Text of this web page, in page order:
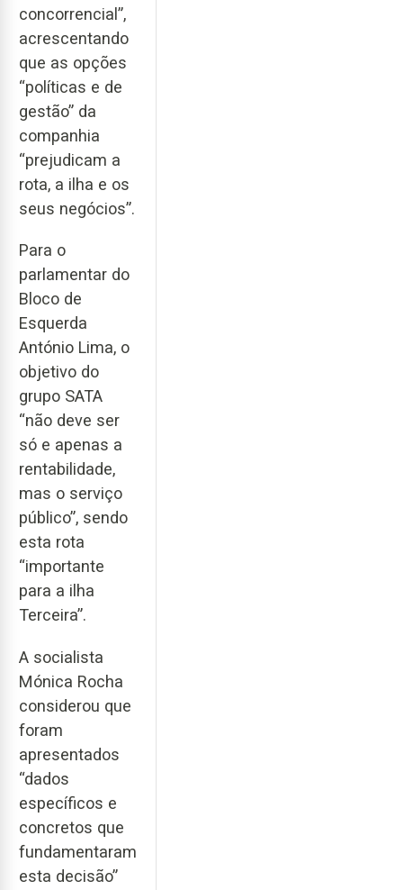
concorrencial”,
acrescentando
que as opções
“políticas e de
gestão” da
companhia
“prejudicam a
rota, a ilha e os
seus negócios”.
Para o
parlamentar do
Bloco de
Esquerda
António Lima, o
objetivo do
grupo SATA
“não deve ser
só e apenas a
rentabilidade,
mas o serviço
público”, sendo
esta rota
“importante
para a ilha
Terceira”.
A socialista
Mónica Rocha
considerou que
foram
apresentados
“dados
específicos e
concretos que
fundamentaram
esta decisão”